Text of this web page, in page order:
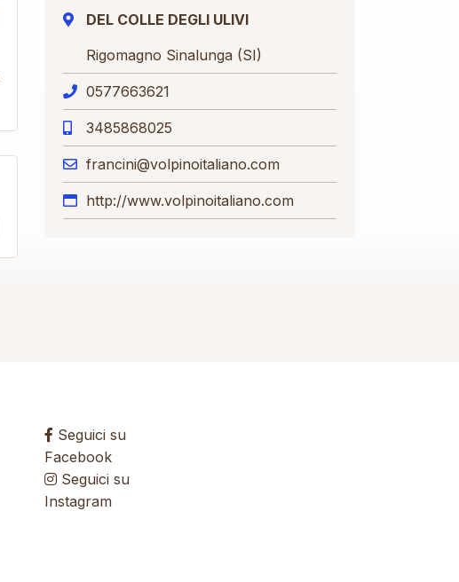
DEL COLLE DEGLI ULIVI
Rigomagno Sinalunga (SI)
0577663621
3485868025
francini@volpinoitaliano.com
http://www.volpinoitaliano.com
Seguici su
Facebook
Seguici su
Instagram